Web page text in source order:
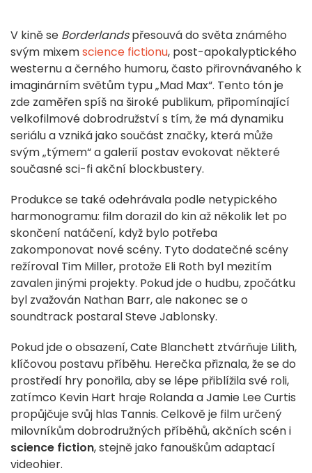
V kině se Borderlandspřesouvá do světa známého
svým mixemscience fictionu, post-apokalyptického
westernu a černého humoru, často přirovnávaného k
imaginárním světům typu „Mad Max“. Tento tón je
zde zaměřen spíš na široké publikum, připomínající
velkofilmové dobrodružství s tím, že má dynamiku
seriálu a vzniká jako součást značky, která může
svým „týmem“ a galerií postav evokovat některé
současné sci-fi akční blockbustery.
Produkce se také odehrávala podle netypického
harmonogramu: film dorazil do kin až několik let po
skončení natáčení, když bylo potřeba
zakomponovat nové scény. Tyto dodatečné scény
režíroval Tim Miller, protože Eli Roth byl mezitím
zavalen jinými projekty. Pokud jde o hudbu, zpočátku
byl zvažován Nathan Barr, ale nakonec se o
soundtrack postaral Steve Jablonsky.
Pokud jde o obsazení, Cate Blanchett ztvárňuje Lilith,
klíčovou postavu příběhu. Herečka přiznala, že se do
prostředí hry ponořila, aby se lépe přiblížila své roli,
zatímco Kevin Hart hraje Rolanda a Jamie Lee Curtis
propůjčuje svůj hlas Tannis. Celkově je film určený
milovníkům dobrodružných příběhů, akčních scén i
science fiction, stejně jako fanouškům adaptací
videohier.